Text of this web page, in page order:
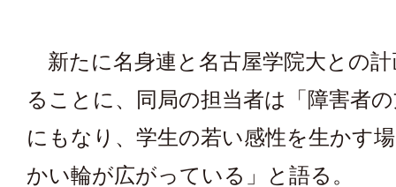
新たに名身連と名古屋学院大との
ることに、同局の担当者は「障害者
にもなり、学生の若い感性を生かす
かい輪が広がっている」と語る。